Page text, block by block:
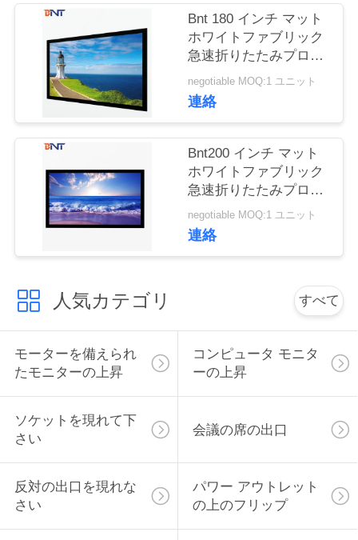
な
ニ
ュ
ー
ス
場
合
CONFERENCE
ROOM
Bnt 180 インチ マット
ホワイトファブリック
急速折りたたみプロジ
ェクタスクリーン
negotiable MOQ:1 ユニット
連絡
Bnt200 インチ マット
ホワイトファブリック
急速折りたたみプロジ
ェクタスクリーン
negotiable MOQ:1 ユニット
連絡
人気カテゴリ すべて
モーターを備えられ
たモニターの上昇
コンピュータ モニタ
ーの上昇
ソケットを現れて下
さい
会議の席の出口
反対の出口を現れな
さい
パワー アウトレット
の上のフリップ